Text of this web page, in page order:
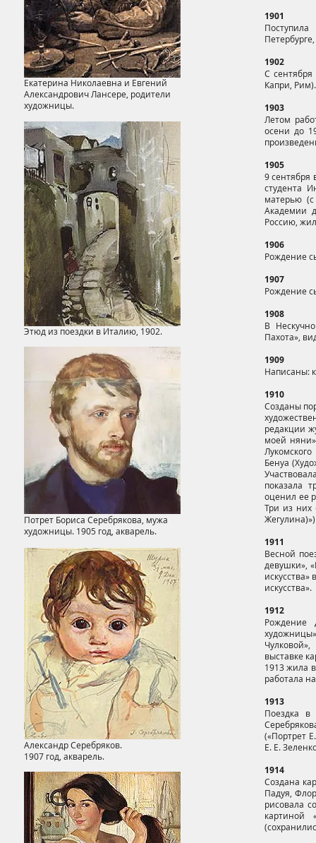
Екатерина Николаевна и Евгений
Александрович Лансере, родители
художницы.
Этюд из поездки в Италию, 1902.
Потрет Бориса Серебрякова, мужа
художницы. 1905 год, акварель.
Александр Серебряков.
1907 год, акварель.
1901
1902
С
Капри,
1903
Летом
осени до
1905
9 сентября
студента
матерью
Академии
Россию,
1906
Рождение
1907
Рождение
1908
В
Пахота»,
1909
Написаны:
1910
Созданы
редакции
моей
Бенуа
показала
оценил ее
Три из них
1911
Весной
девушки»,
искусства».
1912
Рождение
выставке
1913 жила
работала
1913
Поездка
(«Портрет
Е. Е.
1914
Создана
Падуя,
рисовала
картиной